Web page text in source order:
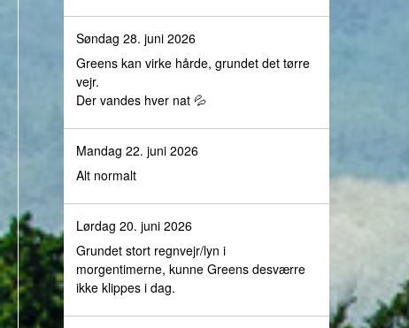
Søndag 28. juni 2026
Greens kan virke hårde, grundet det tørre
vejr.
Der vandes hver nat 💦
Mandag 22. juni 2026
Alt normalt
Lørdag 20. juni 2026
Grundet stort regnvejr/lyn i
morgentimerne, kunne Greens desværre
ikke klippes i dag.